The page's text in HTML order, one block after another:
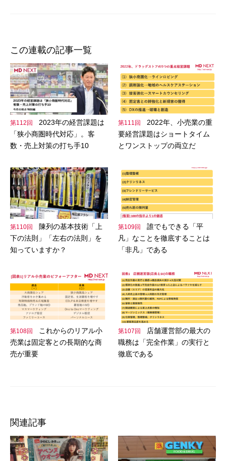
この連載の記事一覧
第112回
2023年の経営課題は
「狭小商圏時代対応」。客
数・売上対策の打ち手10
第111回
2022年、小売業の重
要経営課題はショートタイム
とワンストップの両立だ
第110回
陳列の基本技術「上
下の法則」「左右の法則」を
知っていますか？
第109回
誰でもできる「平
凡」なことを徹底することは
「非凡」である
第108回
これからのリアル小
売業は固定客との長期的な商
売が重要
第107回
店舗運営部の最大の
職務は「完全作業」の実行と
徹底である
関連記事